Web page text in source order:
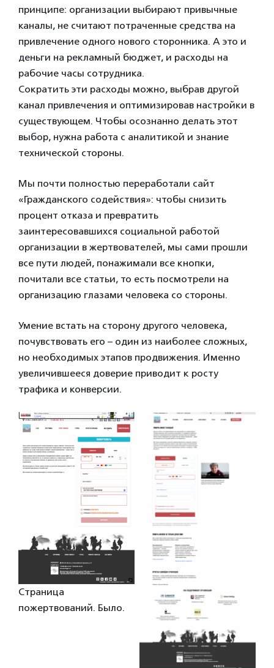
принципе: организации выбирают привычные
каналы, не считают потраченные средства на
привлечение одного нового сторонника. А это и
деньги на рекламный бюджет, и расходы на
рабочие часы сотрудника.
Сократить эти расходы можно, выбрав другой
канал привлечения и оптимизировав настройки в
существующем. Чтобы осознанно делать этот
выбор, нужна работа с аналитикой и знание
технической стороны.
Мы почти полностью переработали сайт
«Гражданского содействия»: чтобы снизить
процент отказа и превратить
заинтересовавшихся социальной работой
организации в жертвователей, мы сами прошли
все пути людей, понажимали все кнопки,
почитали все статьи, то есть посмотрели на
организацию глазами человека со стороны.
Умение встать на сторону другого человека,
почувствовать его – один из наиболее сложных,
но необходимых этапов продвижения. Именно
увеличившееся доверие приводит к росту
трафика и конверсии.
Страница
пожертвований. Было.